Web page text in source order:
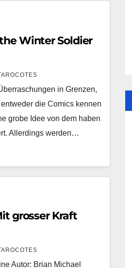
Winter Soldier
in Grenzen,
die Comics kennen
grobe Idee von dem haben
Allerdings werden…
grosser Kraft
Autor: Brian Michael